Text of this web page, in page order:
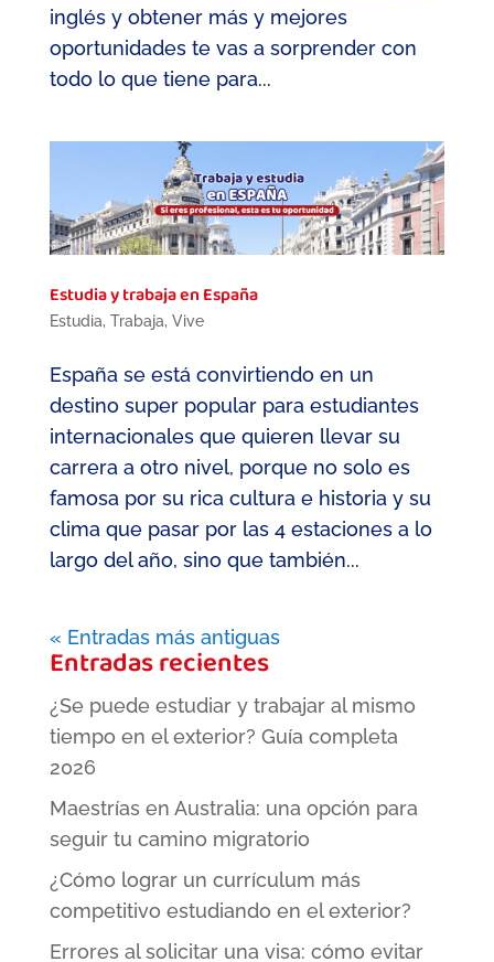
inglés y obtener más y mejores
oportunidades te vas a sorprender con
todo lo que tiene para...
Estudia y trabaja en España
Estudia, Trabaja, Vive
España se está convirtiendo en un
destino super popular para estudiantes
internacionales que quieren llevar su
carrera a otro nivel, porque no solo es
famosa por su rica cultura e historia y su
clima que pasar por las 4 estaciones a lo
largo del año, sino que también...
« Entradas más antiguas
Entradas recientes
¿Se puede estudiar y trabajar al mismo
tiempo en el exterior? Guía completa
2026
Maestrías en Australia: una opción para
seguir tu camino migratorio
¿Cómo lograr un currículum más
competitivo estudiando en el exterior?
Errores al solicitar una visa: cómo evitar